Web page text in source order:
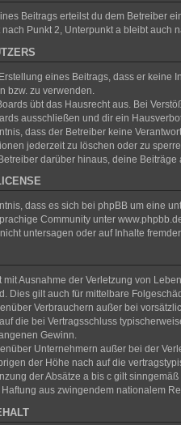
Beitrags erteilst du dem Betreiber
nach Punkt 2, Unterpunkt a bleibt auch
eines Beitrags, dass er
bzw. zu verwenden.
übt das Hausrecht aus. Bei
ausschließen und dir ein
dass der Betreiber keine
jederzeit zu löschen oder zu
darüber hinaus, deine
dass es sich bei phpBB um eine
Community unter
untersagen oder auf Inhalte
mit Ausnahme der Verletzung von
Dies gilt auch für mittelbare
Verbrauchern außer bei
die bei Vertragsschluss
Gewinn.
Unternehmern außer bei der
der Höhe nach auf die
der Absätze a bis c gilt
aus zwingendem nationalem